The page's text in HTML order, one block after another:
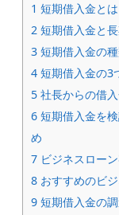
1 短期借入金とは
2短期借入金と
3短期借入金の
4短期借入金の3
5社長からの借
6短期借入金を
め
7ビジネスロー
8おすすめのビ
9短期借入金の